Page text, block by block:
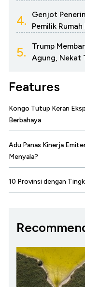
4.
Genjot
Pemilik
5.
Trump
Agung, Nekat
Features
Kongo Tutup Keran
Berbahaya
Adu Panas Kinerja
Menyala?
10 Provinsi dengan